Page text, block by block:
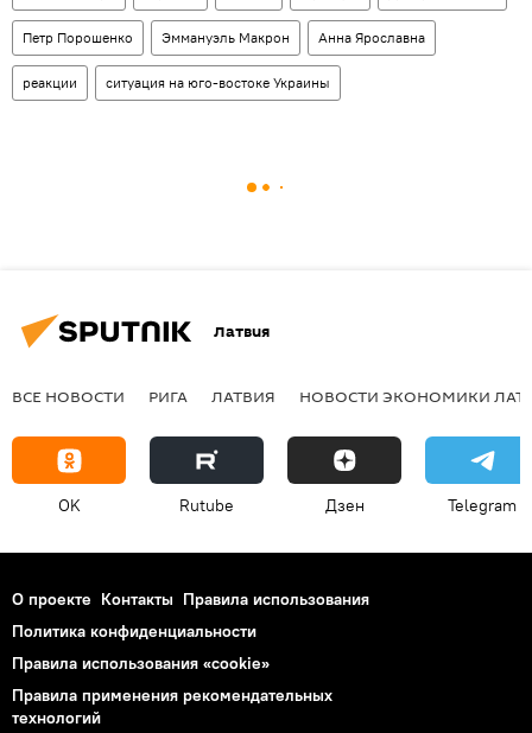
Петр Порошенко Эммануэль Макрон Анна Ярославна
реакции ситуация на юго-востоке Украины
Латвия
ВСЕ НОВОСТИ РИГА ЛАТВИЯ НОВОСТИ ЭКОНОМИКИ
OK Rutube Дзен Telegram
О проекте Контакты Правила использования
Политика конфиденциальности
Правила использования «cookie»
Правила применения рекомендательных
технологий